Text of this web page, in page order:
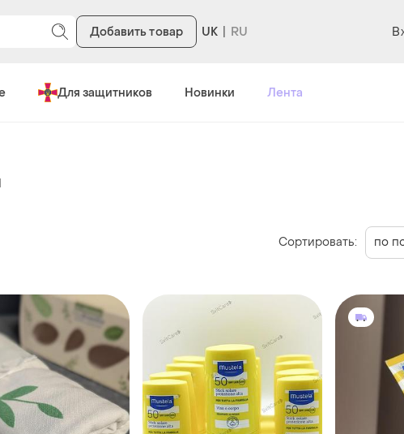
Добавить товар UK
Для защитников Новинки Лента
Сортировать: по